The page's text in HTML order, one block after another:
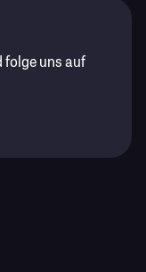
folge uns auf